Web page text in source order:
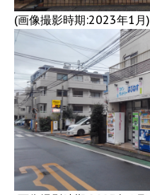
(画像撮影時期:2023年1月)